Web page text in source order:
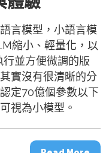
言模型，小語言模
縮小、輕量化，以
行並方便微調的版
實沒有很清晰的分
定70億個參數以下
視為小模型。